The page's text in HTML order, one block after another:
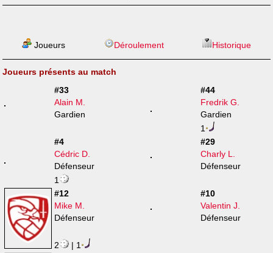
Joueurs Déroulement Historique
Joueurs présents au match
#33
Alain M.
Gardien
#44
Fredrik G.
Gardien
1
#4
Cédric D.
Défenseur
1
#29
Charly L.
Défenseur
#12
Mike M.
Défenseur
2 | 1
#10
Valentin J.
Défenseur